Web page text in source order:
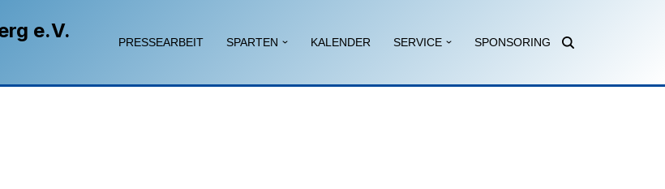
e.V.
PRESSEARBEIT SPARTEN KALENDER SERVICE SPONSORING